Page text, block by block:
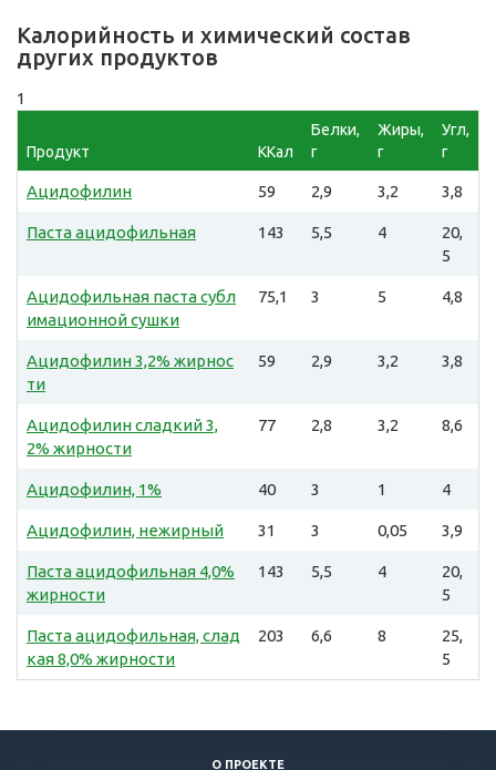
Калорийность и химический состав
других продуктов
1
Продукт ККал
Белки,
г
Жиры,
г
Угл,
г
Ацидофилин 59 2,9 3,2 3,8
Паста ацидофильная 143 5,5 4
20,
5
Ацидофильная паста субл
имационной сушки
75,1 3 5 4,8
Ацидофилин 3,2% жирнос
ти
59 2,9 3,2 3,8
Ацидофилин сладкий 3,
2% жирности
77 2,8 3,2 8,6
Ацидофилин, 1% 40 3 1 4
Ацидофилин, нежирный 31 3 0,05 3,9
Паста ацидофильная 4,0%
жирности
143 5,5 4
20,
5
Паста ацидофильная, слад
кая 8,0% жирности
203 6,6 8
25,
5
О ПРОЕКТЕ